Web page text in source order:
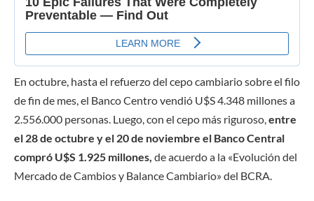
En octubre, hasta el refuerzo del cepo cambiario sobre el filo
de fin de mes, el Banco Centro vendió U$S 4.348 millones a
2.556.000 personas. Luego, con el cepo más riguroso,entre
el 28 de octubre y el 20 de noviembre el Banco Central
compró U$S 1.925 millones, de acuerdo a la «Evolución del
Mercado de Cambios y Balance Cambiario» del BCRA.